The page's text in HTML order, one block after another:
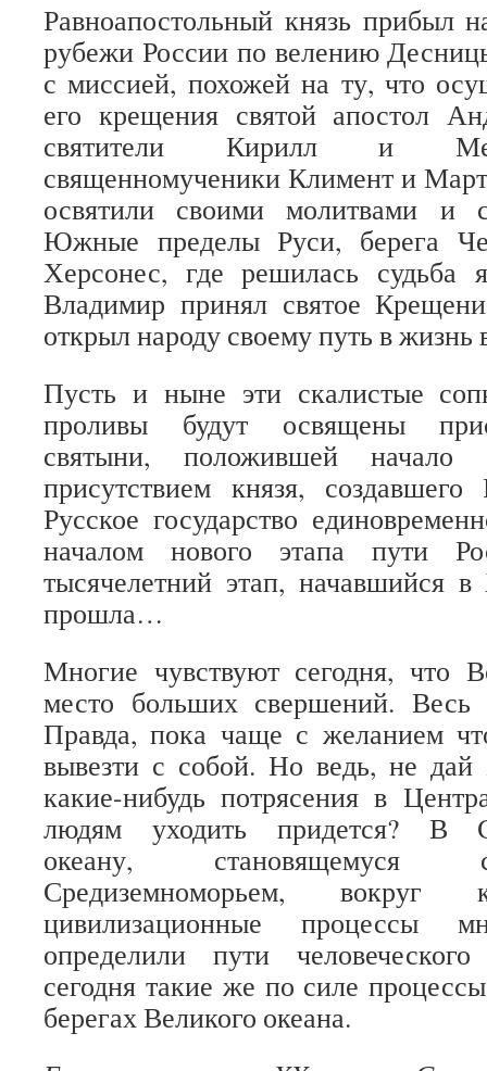
Равноапостольный князь прибыл
рубежи России по велению
с миссией, похожей на ту, что
его крещения святой апостол
святители Кирилл и
священномученики Климент и
освятили своими молитвами и
Южные пределы Руси, берега
Херсонес, где решилась судьба
Владимир принял святое
открыл народу своему путь в жизнь
Пусть и ныне эти скалистые
проливы будут освящены
святыни, положившей начало
присутствием князя,
Русское государство
началом нового этапа пути
тысячелетний этап, начавшийся
прошла…
Многие чувствуют сегодня, что
место больших свершений.
Правда, пока чаще с желанием
вывезти с собой. Но ведь, не дай
какие-нибудь потрясения в
людям уходить придется? В
океану, становящемуся
Средиземноморьем, вокруг
цивилизационные процессы
определили пути
сегодня такие же по силе
берегах Великого океана.